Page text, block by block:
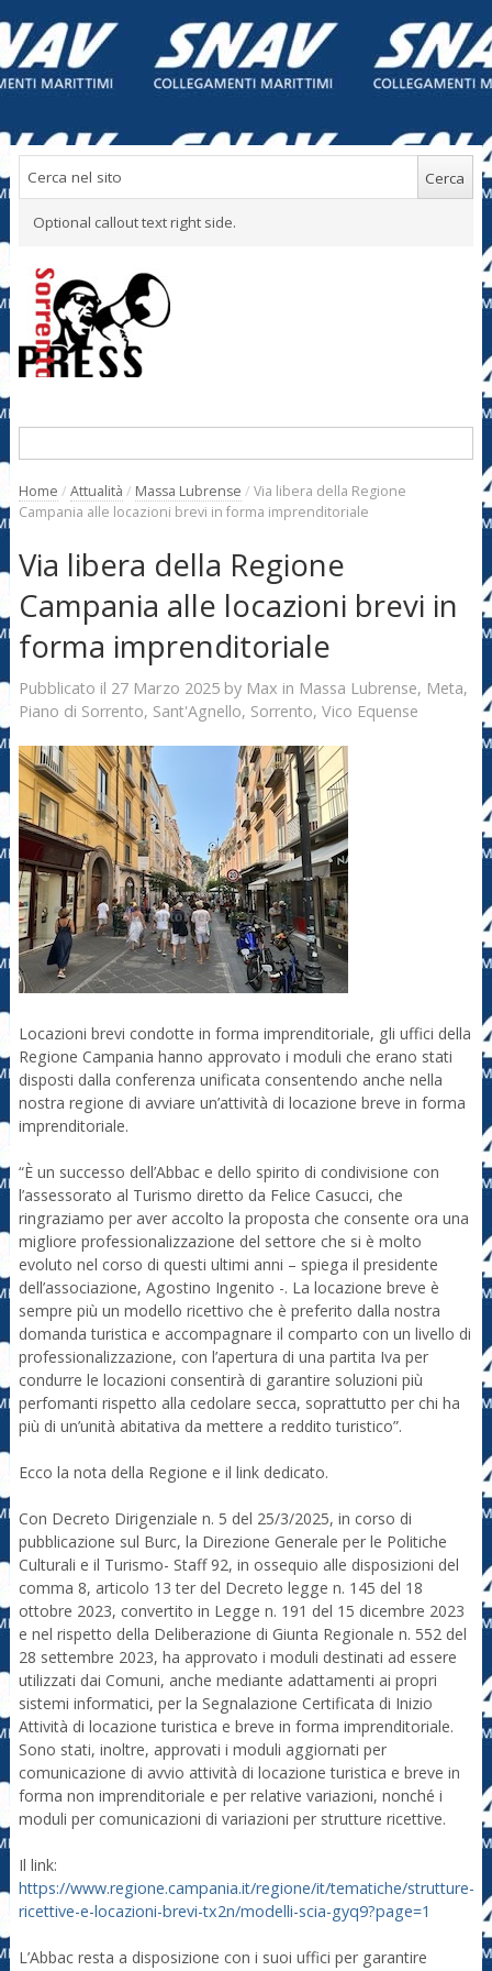
Optional callout text right side.
Home / Attualità / Massa Lubrense / Via libera della Regione
Campania alle locazioni brevi in forma imprenditoriale
Via libera della Regione
Campania alle locazioni brevi in
forma imprenditoriale
Pubblicato il 27 Marzo 2025by Max in Massa Lubrense, Meta,
Piano di Sorrento, Sant'Agnello, Sorrento, Vico Equense
Locazioni brevi condotte in forma imprenditoriale, gli uffici della
Regione Campania hanno approvato i moduli che erano stati
disposti dalla conferenza unificata consentendo anche nella
nostra regione di avviare un’attività di locazione breve in forma
imprenditoriale.
“È un successo dell’Abbac e dello spirito di condivisione con
l’assessorato al Turismo diretto da Felice Casucci, che
ringraziamo per aver accolto la proposta che consente ora una
migliore professionalizzazione del settore che si è molto
evoluto nel corso di questi ultimi anni – spiega il presidente
dell’associazione, Agostino Ingenito -. La locazione breve è
sempre più un modello ricettivo che è preferito dalla nostra
domanda turistica e accompagnare il comparto con un livello di
professionalizzazione, con l’apertura di una partita Iva per
condurre le locazioni consentirà di garantire soluzioni più
perfomanti rispetto alla cedolare secca, soprattutto per chi ha
più di un’unità abitativa da mettere a reddito turistico”.
Ecco la nota della Regione e il link dedicato.
Con Decreto Dirigenziale n. 5 del 25/3/2025, in corso di
pubblicazione sul Burc, la Direzione Generale per le Politiche
Culturali e il Turismo- Staff 92, in ossequio alle disposizioni del
comma 8, articolo 13 ter del Decreto legge n. 145 del 18
ottobre 2023, convertito in Legge n. 191 del 15 dicembre 2023
e nel rispetto della Deliberazione di Giunta Regionale n. 552 del
28 settembre 2023, ha approvato i moduli destinati ad essere
utilizzati dai Comuni, anche mediante adattamenti ai propri
sistemi informatici, per la Segnalazione Certificata di Inizio
Attività di locazione turistica e breve in forma imprenditoriale.
Sono stati, inoltre, approvati i moduli aggiornati per
comunicazione di avvio attività di locazione turistica e breve in
forma non imprenditoriale e per relative variazioni, nonché i
moduli per comunicazioni di variazioni per strutture ricettive.
Il link:
https://www.regione.campania.it/regione/it/tematiche/strutture-
ricettive-e-locazioni-brevi-tx2n/modelli-scia-gyq9?page=1
L’Abbac resta a disposizione con i suoi uffici per garantire